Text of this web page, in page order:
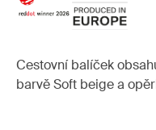
Cestovní balíček
barvě Soft beige a